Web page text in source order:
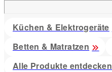
Küchen & Elektrogeräte
Betten & Matratzen
Alle Produkte entdecken